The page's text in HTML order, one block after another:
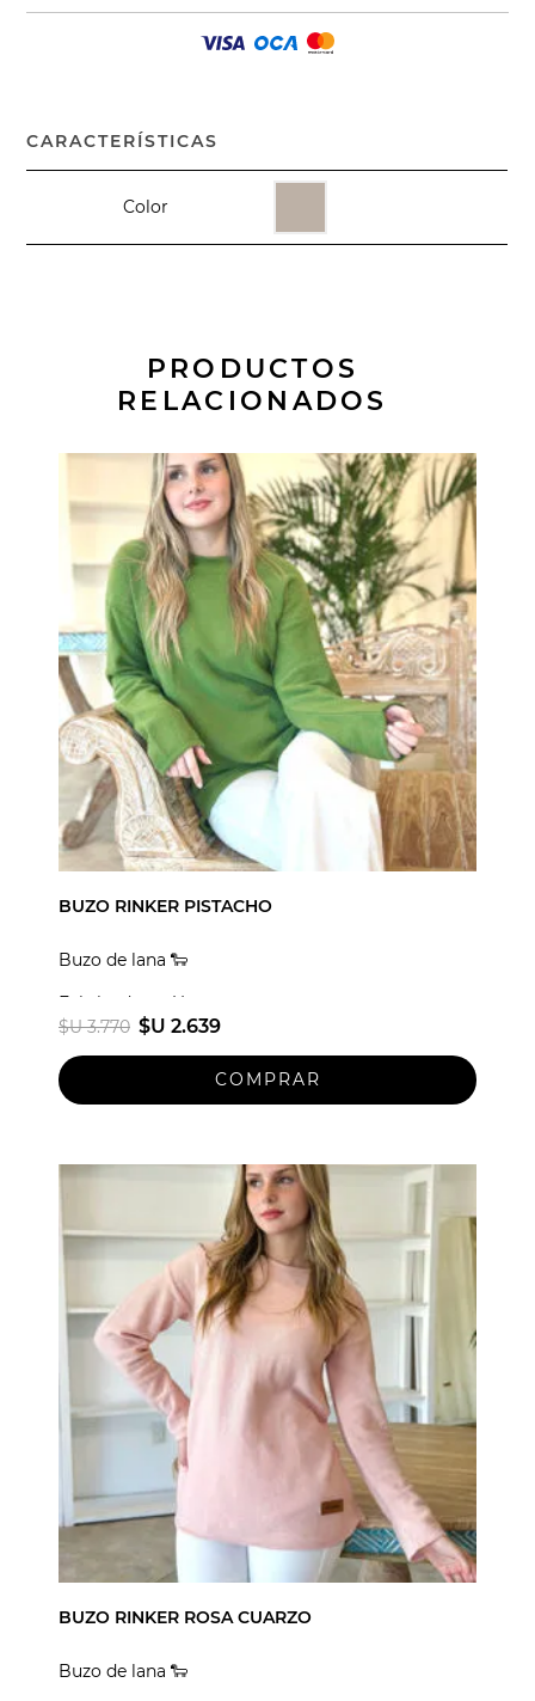
CARACTERÍSTICAS
Color
PRODUCTOS
RELACIONADOS
BUZO RINKER PISTACHO
Buzo de lana 🐑
Fabricado en Uruguay
$U 3.770 $U 2.639
BUZO RINKER ROSA CUARZO
Buzo de lana 🐑